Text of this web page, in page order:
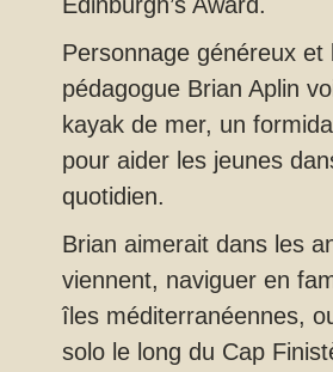
Personnage généreux et
pédagogue Brian Aplin
kayak de mer, un
pour aider les jeunes
quotidien.
Brian aimerait dans les
viennent, naviguer en
îles méditerranéennes,
solo le long du Cap